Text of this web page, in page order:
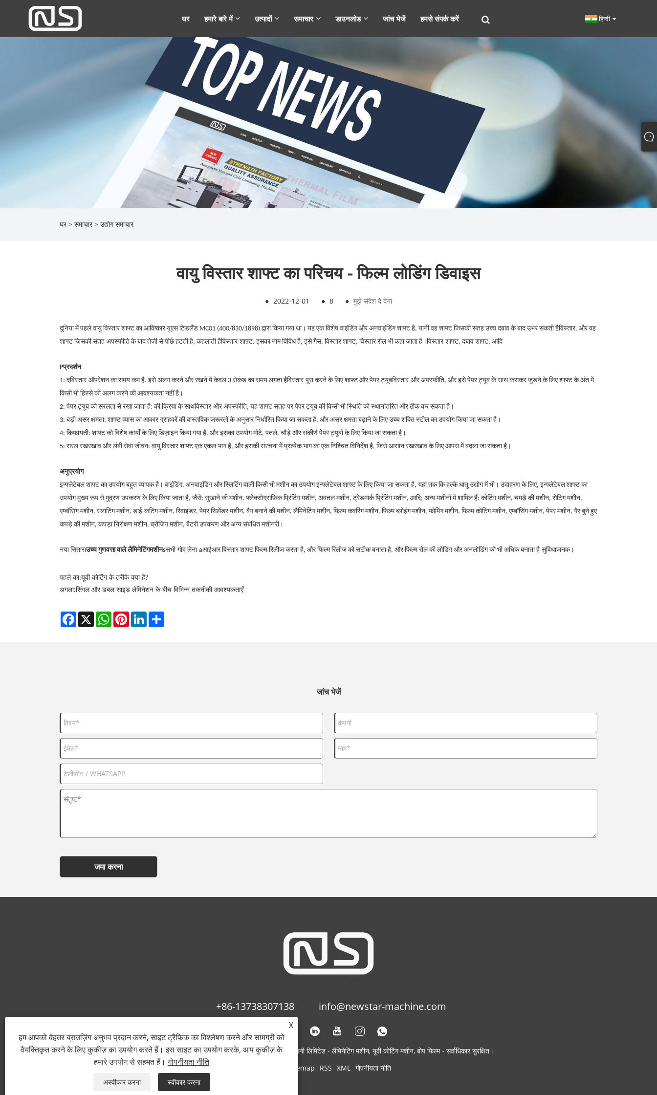
घर हमारे बारे में उत्पादों समाचार डाउनलोड जांच भेजें हमसे संपर्क करें हिन्दी
घर > समाचार> उद्योग समाचार
वायु विस्तार शाफ्ट का परिचय - फिल्म लोडिंग डिवाइस
● 2022-12-01 ● 8 ● मुझे संदेश दे देना
दुनिया में पहले वायु विस्तार शाफ्ट का आविष्कार यूएस टिडलैंड MC01 (400/830/1898) द्वारा किया गया था। यह एक विशेष वाइंडिंग और अनवाइंडिंग शाफ्ट है, यानी वह शाफ्ट जिसकी सतह उच्च दबाव के बाद उभर सकती हैविस्तार, और वह
शाफ्ट जिसकी सतह अपस्फीति के बाद तेजी से पीछे हटती है, कहलाती हैविस्तार शाफ़्ट. इसका नाम विविध है, इसे गैस, विस्तार शाफ्ट, विस्तार रोल भी कहा जाता है।विस्तार शाफ्ट, दबाव शाफ्ट, आदि
Pप्रदर्शन
1: दविस्तार ऑपरेशन का समय कम है. इसे अलग करने और रखने में केवल 3 सेकंड का समय लगता हैविस्तार पूरा करने के लिए शाफ्ट और पेपर ट्यूबविस्तार और अपस्फीति, और इसे पेपर ट्यूब के साथ कसकर जुड़ने के लिए शाफ्ट के अंत में
किसी भी हिस्से को अलग करने की आवश्यकता नहीं है।
2: पेपर ट्यूब को सरलता से रखा जाता है: की क्रिया के साथविस्तार और अपस्फीति, यह शाफ्ट सतह पर पेपर ट्यूब की किसी भी स्थिति को स्थानांतरित और ठीक कर सकता है।
3: बड़ी असर क्षमता: शाफ्ट व्यास का आकार ग्राहकों की वास्तविक जरूरतों के अनुसार निर्धारित किया जा सकता है, और असर क्षमता बढ़ाने के लिए उच्च शक्ति स्टील का उपयोग किया जा सकता है।
4: किफायती: शाफ्ट को विशेष कार्यों के लिए डिज़ाइन किया गया है, और इसका उपयोग मोटे, पतले, चौड़े और संकीर्ण पेपर ट्यूबों के लिए किया जा सकता है।
5: सरल रखरखाव और लंबी सेवा जीवन: वायु विस्तार शाफ्ट एक एकल भाग है, और इसकी संरचना में प्रत्येक भाग का एक निश्चित विनिर्देश है, जिसे आसान रखरखाव के लिए आपस में बदला जा सकता है।
अनुप्रयोग
इन्फ्लेटेबल शाफ्ट का उपयोग बहुत व्यापक है। वाइंडिंग, अनवाइंडिंग और स्लिटिंग वाली किसी भी मशीन का उपयोग इन्फ्लेटेबल शाफ्ट के लिए किया जा सकता है, यहां तक ​​कि हल्के धातु उद्योग में भी। उदाहरण के लिए, इन्फ्लेटेबल शाफ्ट का
उपयोग मुख्य रूप से मुद्रण उपकरण के लिए किया जाता है, जैसे: सुखाने की मशीन, फ्लेक्सोग्राफ़िक प्रिंटिंग मशीन, अवतल मशीन, ट्रेडमार्क प्रिंटिंग मशीन, आदि; अन्य मशीनों में शामिल हैं: कोटिंग मशीन, चमड़े की मशीन, सेटिंग मशीन,
एम्बॉसिंग मशीन, स्लाटिंग मशीन, डाई-कटिंग मशीन, रिवाइंडर, पेपर सिलेंडर मशीन, बैग बनाने की मशीन, लैमिनेटिंग मशीन, फिल्म कवरिंग मशीन, फिल्म ब्लोइंग मशीन, फोमिंग मशीन, फिल्म कोटिंग मशीन, एम्बॉसिंग मशीन, पेपर मशीन, गैर बुने हुए
कपड़े की मशीन, कपड़ा निरीक्षण मशीन, ब्रोंजिंग मशीन, बैटरी उपकरण और अन्य संबंधित मशीनरी।
नया सिताराउच्च गुणवत्ता वाले लैमिनेटिंगमशीनsसभी गोद लेना aआईआर विस्तार शाफ्ट फिल्म रिलीज करता है, और फिल्म रिलीज को सटीक बनाता है, और फिल्म रोल की लोडिंग और अनलोडिंग को भी अधिक बनाता है सुविधाजनक।
पहले का:यूवी कोटिंग के तरीके क्या हैं?
अगला:सिंगल और डबल साइड लेमिनेशन के बीच विभिन्न तकनीकी आवश्यकताएँ
Facebook
X WhatsAppPinterestLinkedIn
जांच भेजें
जमा करना
+86-13738307138 info@newstar-machine.com
कॉपीराइट © 2022 वानजाउ फीहुआ प्रिंटिंग मशीनरी कंपनी लिमिटेड - लैमिनेटिंग मशीन, यूवी कोटिंग मशीन, बोप फिल्म - सर्वाधिकार सुरक्षित।
Sitemap RSS XML गोपनीयता नीति
X
हम आपको बेहतर ब्राउज़िंग अनुभव प्रदान करने, साइट ट्रैफ़िक का विश्लेषण करने और सामग्री को
वैयक्तिकृत करने के लिए कुकीज़ का उपयोग करते हैं। इस साइट का उपयोग करके, आप कुकीज़ के
हमारे उपयोग से सहमत हैं।गोपनीयता नीति
अस्वीकार करना स्वीकार करना